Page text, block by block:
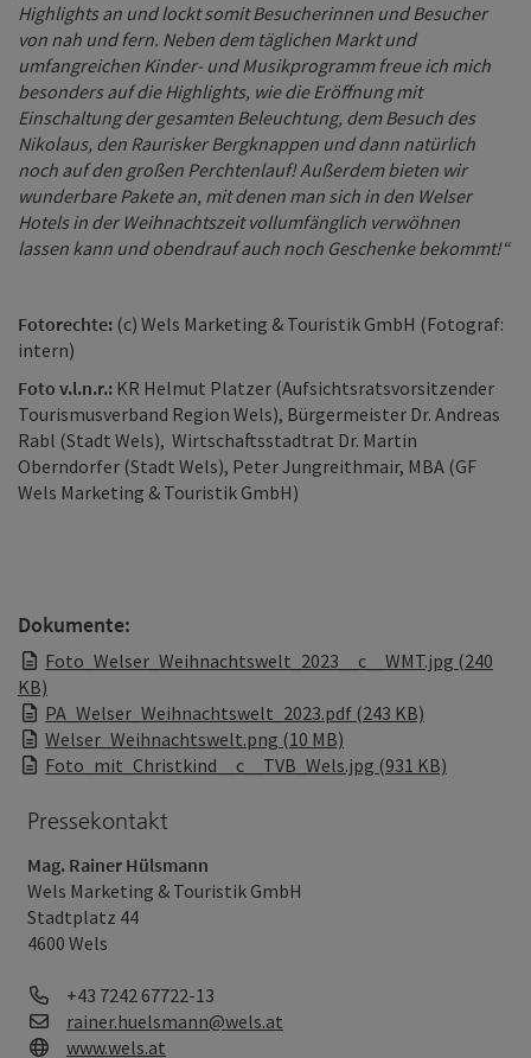
Highlights an und lockt somit Besucherinnen und Besucher
von nah und fern. Neben dem täglichen Markt und
umfangreichen Kinder- und Musikprogramm freue ich mich
besonders auf die Highlights, wie die Eröffnung mit
Einschaltung der gesamten Beleuchtung, dem Besuch des
Nikolaus, den Raurisker Bergknappen und dann natürlich
noch auf den großen Perchtenlauf! Außerdem bieten wir
wunderbare Pakete an, mit denen man sich in den Welser
Hotels in der Weihnachtszeit vollumfänglich verwöhnen
lassen kann und obendrauf auch noch Geschenke bekommt!“
Fotorechte: (c) Wels Marketing & Touristik GmbH (Fotograf:
intern)
Foto v.l.n.r.: KR Helmut Platzer (Aufsichtsratsvorsitzender
Tourismusverband Region Wels), Bürgermeister Dr. Andreas
Rabl (Stadt Wels), Wirtschaftsstadtrat Dr. Martin
Oberndorfer (Stadt Wels), Peter Jungreithmair, MBA (GF
Wels Marketing & Touristik GmbH)
Dokumente:
Foto_Welser_Weihnachtswelt_2023__c__WMT.jpg (240
KB)
PA_Welser_Weihnachtswelt_2023.pdf (243 KB)
Welser_Weihnachtswelt.png (10 MB)
Foto_mit_Christkind__c__TVB_Wels.jpg (931 KB)
Pressekontakt
Mag. Rainer Hülsmann
Wels Marketing & Touristik GmbH
Stadtplatz 44
4600 Wels
Telefon
+43 7242 67722-13
E-Mail
rainer.huelsmann@wels.at
Web
www.wels.at